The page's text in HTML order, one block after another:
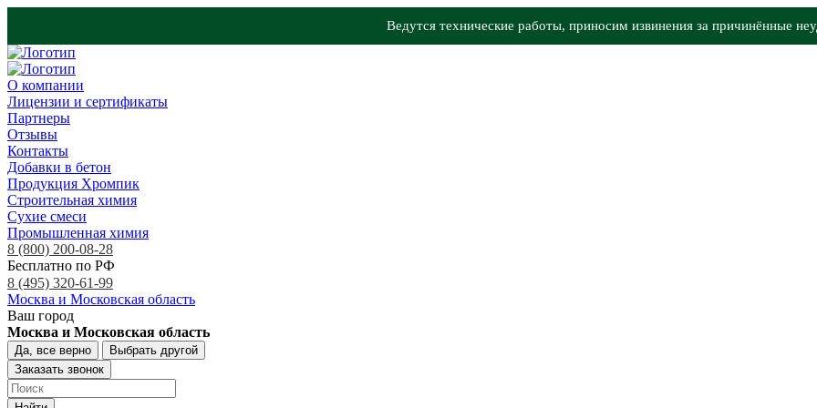
Ведутся технические работы, приносим извинения за причинённые
О компании
Лицензии и сертификаты
Партнеры
Отзывы
Контакты
Добавки в бетон
Продукция Хромпик
Строительная химия
Сухие смеси
Промышленная химия
8 (800) 200-08-28
Бесплатно по РФ
8 (495) 320-61-99
Москва и Московская область
Ваш город
Москва и Московская область
Да, все верно
Выбрать другой
Заказать звонок